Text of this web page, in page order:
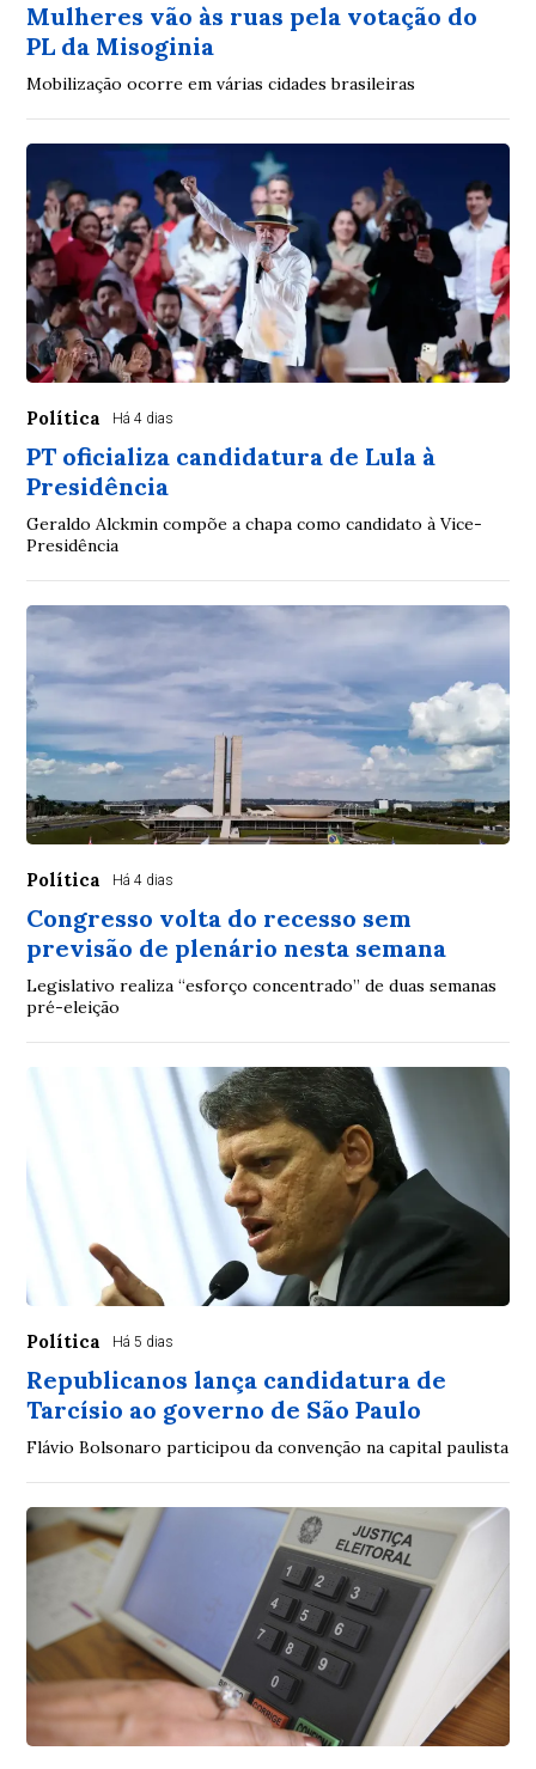
Mulheres vão às ruas pela votação do
PL da Misoginia
Mobilização ocorre em várias cidades brasileiras
Política Há 4 dias
PT oficializa candidatura de Lula à
Presidência
Geraldo Alckmin compõe a chapa como candidato à Vice-
Presidência
Política Há 4 dias
Congresso volta do recesso sem
previsão de plenário nesta semana
Legislativo realiza “esforço concentrado” de duas semanas
pré-eleição
Política Há 5 dias
Republicanos lança candidatura de
Tarcísio ao governo de São Paulo
Flávio Bolsonaro participou da convenção na capital paulista